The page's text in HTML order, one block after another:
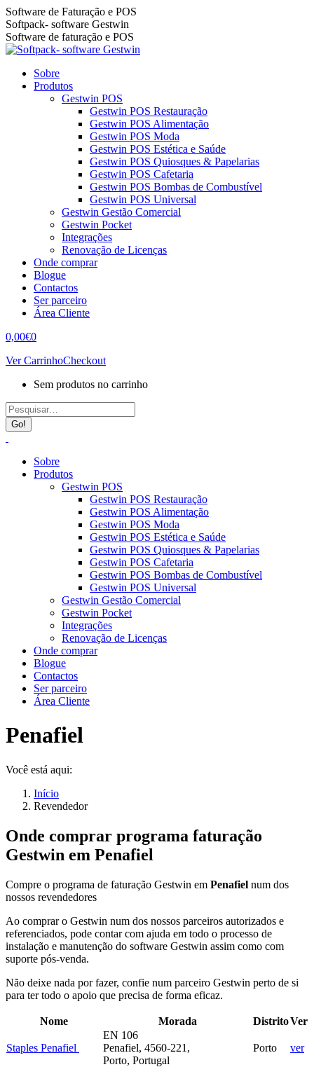
Pular
para
o
conteúdo
Software de Faturação e POS
Facebook
page
opens
new
window
Linkedin
page
opens
new
window
YouTube
page
opens
new
window
Softpack- software Gestwin
Software de faturação e POS
Sobre
Produtos
Gestwin POS
Gestwin POS Restauração
Gestwin POS Alimentação
Gestwin POS Moda
Gestwin POS Estética e Saúde
Gestwin POS Quiosques & Papelarias
Gestwin POS Cafetaria
Gestwin POS Bombas de Combustível
Gestwin POS Universal
Gestwin Gestão Comercial
Gestwin Pocket
Integrações
Renovação de Licenças
Onde comprar
Blogue
Contactos
Ser parceiro
Área Cliente
0,00€0
Ver CarrinhoCheckout
Sem produtos no carrinho
Search:
Sobre
Produtos
Gestwin POS
Gestwin POS Restauração
Gestwin POS Alimentação
Gestwin POS Moda
Gestwin POS Estética e Saúde
Gestwin POS Quiosques & Papelarias
Gestwin POS Cafetaria
Gestwin POS Bombas de Combustível
Gestwin POS Universal
Gestwin Gestão Comercial
Gestwin Pocket
Integrações
Renovação de Licenças
Onde comprar
Blogue
Contactos
Ser parceiro
Área Cliente
Penafiel
Você está aqui:
Início
Revendedor
Onde comprar programa faturação
Gestwin em Penafiel
Compre o programa de faturação Gestwin em Penafiel num dos
nossos revendedores
Ao comprar o Gestwin num dos nossos parceiros autorizados e
referenciados, pode contar com ajuda em todo o processo de
instalação e manutenção do software Gestwin assim como com
suporte pós-venda.
Não deixe nada por fazer, confie num parceiro Gestwin perto de si
para ter todo o apoio que precisa de forma eficaz.
Nome Morada DistritoVer
Staples Penafiel
EN 106
Penafiel, 4560-221,
Porto, Portugal
Porto ver